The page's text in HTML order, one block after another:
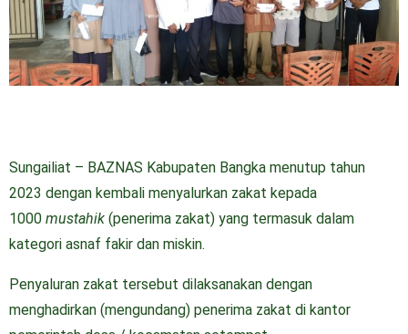
Sungailiat – BAZNAS Kabupaten Bangka menutup tahun
2023 dengan kembali menyalurkan zakat kepada
1000 mustahik (penerima zakat) yang termasuk dalam
kategori asnaf fakir dan miskin.
Penyaluran zakat tersebut dilaksanakan dengan
menghadirkan (mengundang) penerima zakat di kantor